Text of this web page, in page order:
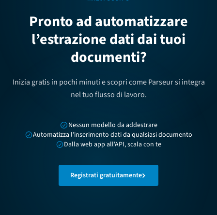
Pronto ad automatizzare
l’estrazione dati dai tuoi
documenti?
Inizia gratis in pochi minuti e scopri come Parseur si integra
nel tuo flusso di lavoro.
Nessun modello da addestrare
Automatizza l’inserimento dati da qualsiasi documento
Dalla web app all'API, scala con te
Registrati gratuitamente